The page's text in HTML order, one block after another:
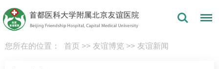
您所在的位置： 首页 >> 友谊博览 >> 友谊新闻